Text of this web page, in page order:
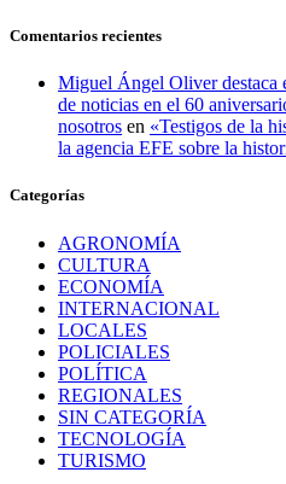
Comentarios recientes
Miguel Ángel Oliver destaca
de noticias en el 60
nosotros en «Testigos de la
la agencia EFE sobre la
Categorías
AGRONOMÍA
CULTURA
ECONOMÍA
INTERNACIONAL
LOCALES
POLICIALES
POLÍTICA
REGIONALES
SIN CATEGORÍA
TECNOLOGÍA
TURISMO